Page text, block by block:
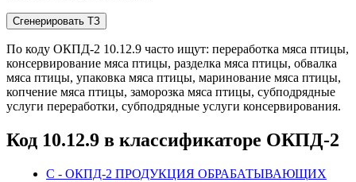
Сгенерировать ТЗ
По коду ОКПД-2 10.12.9 часто ищут: переработка мяса птицы,
консервирование мяса птицы, разделка мяса птицы, обвалка
мяса птицы, упаковка мяса птицы, маринование мяса птицы,
копчение мяса птицы, заморозка мяса птицы, субподрядные
услуги переработки, субподрядные услуги консервирования.
Код 10.12.9 в классификаторе ОКПД-2
C - ОКПД-2 ПРОДУКЦИЯ ОБРАБАТЫВАЮЩИХ